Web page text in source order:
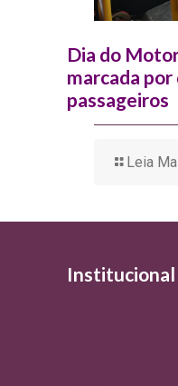
Dia do
marcada por
passageiros
Leia
Institucional